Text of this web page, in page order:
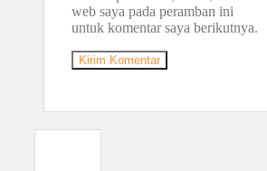
web saya pada peramban ini
untuk komentar saya berikutnya.